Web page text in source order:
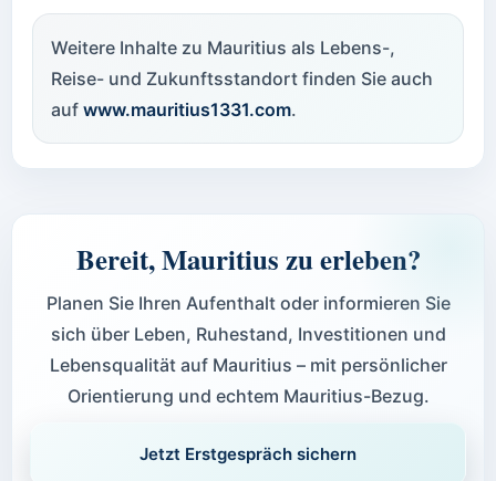
Weitere Inhalte zu Mauritius als Lebens-,
Reise- und Zukunftsstandort finden Sie auch
auf www.mauritius1331.com.
Bereit, Mauritius zu erleben?
Planen Sie Ihren Aufenthalt oder informieren Sie
sich über Leben, Ruhestand, Investitionen und
Lebensqualität auf Mauritius – mit persönlicher
Orientierung und echtem Mauritius-Bezug.
Jetzt Erstgespräch sichern